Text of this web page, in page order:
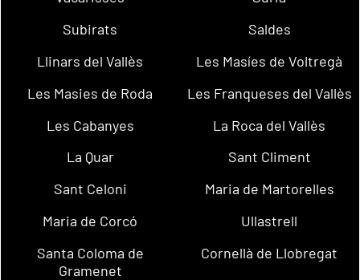
Subirats
Saldes
Llinars del Vallès
Les Masíes de Voltregà
Les Masies de Roda
Les Franqueses del Vallès
Les Cabanyes
La Roca del Vallès
La Quar
Sant Climent
Sant Celoni
Maria de Martorelles
Maria de Corcó
Ullastrell
Santa Coloma de
Gramenet
Cornellà de Llobregat